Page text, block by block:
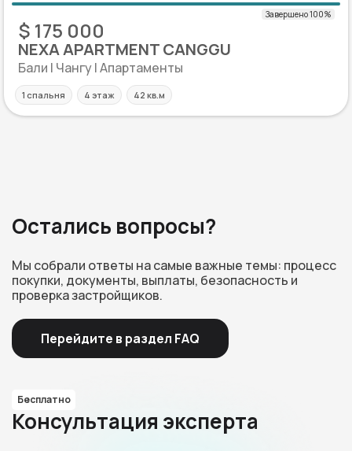
$ 175 000
NEXA APARTMENT CANGGU
Бали | Чангу | Апартаменты
1 спальня 4 этаж 42 кв.м
Остались вопросы?
Мы собрали ответы на самые важные темы: процесс
покупки, документы, выплаты, безопасность и
проверка застройщиков.
Перейдите в раздел FAQ
Бесплатно
Консультация эксперта